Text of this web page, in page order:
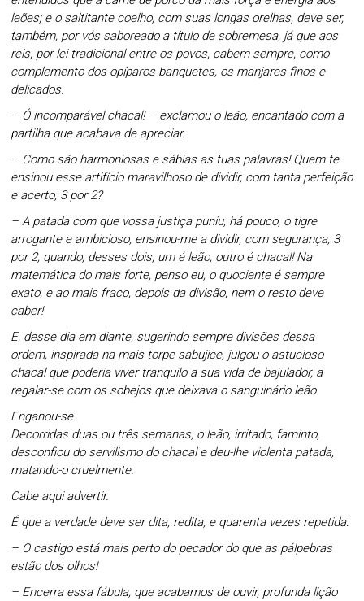
leões; e o saltitante coelho, com suas longas orelhas, deve ser,
também, por vós saboreado a título de sobremesa, já que aos
reis, por lei tradicional entre os povos, cabem sempre, como
complemento dos opíparos banquetes, os manjares finos e
delicados.
– Ó incomparável chacal! – exclamou o leão, encantado com a
partilha que acabava de apreciar.
– Como são harmoniosas e sábias as tuas palavras! Quem te
ensinou esse artifício maravilhoso de dividir, com tanta perfeição
e acerto, 3 por 2?
– A patada com que vossa justiça puniu, há pouco, o tigre
arrogante e ambicioso, ensinou-me a dividir, com segurança, 3
por 2, quando, desses dois, um é leão, outro é chacal! Na
matemática do mais forte, penso eu, o quociente é sempre
exato, e ao mais fraco, depois da divisão, nem o resto deve
caber!
E, desse dia em diante, sugerindo sempre divisões dessa
ordem, inspirada na mais torpe sabujice, julgou o astucioso
chacal que poderia viver tranquilo a sua vida de bajulador, a
regalar-se com os sobejos que deixava o sanguinário leão.
Enganou-se.
Decorridas duas ou três semanas, o leão, irritado, faminto,
desconfiou do servilismo do chacal e deu-lhe violenta patada,
matando-o cruelmente.
Cabe aqui advertir.
É que a verdade deve ser dita, redita, e quarenta vezes repetida:
– O castigo está mais perto do pecador do que as pálpebras
estão dos olhos!
– Encerra essa fábula, que acabamos de ouvir, profunda lição